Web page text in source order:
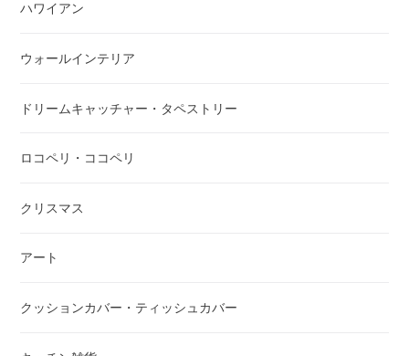
ハワイアン
ウォールインテリア
ドリームキャッチャー・タペストリー
ロコペリ・ココペリ
クリスマス
アート
クッションカバー・ティッシュカバー